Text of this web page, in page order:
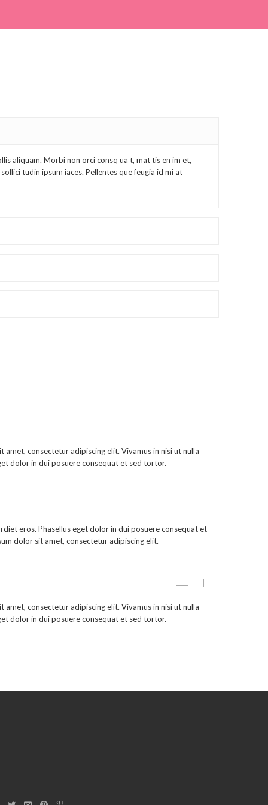
aliquam. Morbi non orci consq ua t, mat tis en im et,
tudin ipsum iaces. Pellentes que feugia id mi at
consectetur adipiscing elit. Vivamus in nisi ut nulla
dolor in dui posuere consequat et sed tortor.
eros. Phasellus eget dolor in dui posuere consequat et
dolor sit amet, consectetur adipiscing elit.
consectetur adipiscing elit. Vivamus in nisi ut nulla
dolor in dui posuere consequat et sed tortor.